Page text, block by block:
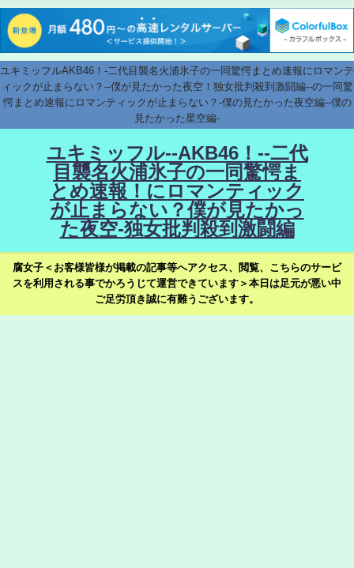
ユキミッフルAKB46！-二代目襲名火浦氷子の一同驚愕まとめ速報にロマンテ
ィックが止まらない？--僕が見たかった夜空！独女批判殺到激闘編--の一同驚
愕まとめ速報にロマンティックが止まらない？-僕の見たかった夜空編--僕の
見たかった星空編-
ユキミッフル--AKB46！--二代
目襲名火浦氷子の一同驚愕ま
とめ速報！にロマンティック
が止まらない？僕が見たかっ
た夜空-独女批判殺到激闘編
腐女子＜お客様皆様が掲載の記事等へアクセス、閲覧、こちらのサービ
スを利用される事でかろうじて運営できています＞本日は足元が悪い中
ご足労頂き誠に有難うございます。